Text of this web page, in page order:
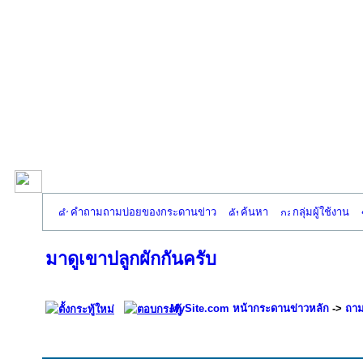
คำถามถามบ่อยของกระดานข่าว ค้นหา กลุ่มผู้ใช้งาน
มาดูเขาปลูกผักกันครับ
MySite.com หน้ากระดานข่าวหลัก -> ถา